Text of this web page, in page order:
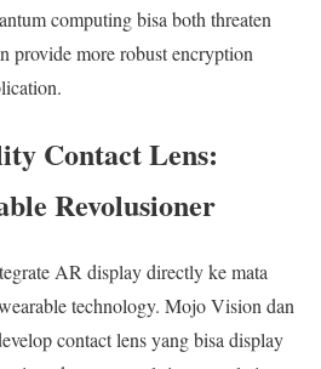
computing bisa both threaten
provide more robust encryption
Contact Lens:
Revolusioner
AR display directly ke mata
technology. Mojo Vision dan
contact lens yang bisa display